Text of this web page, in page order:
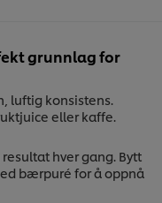
grunnlag for
luftig konsistens.
eller kaffe.
hver gang. Bytt
bærpuré for å oppnå